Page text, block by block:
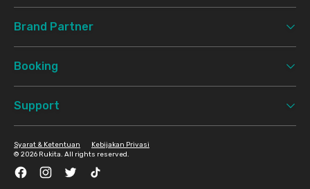
Brand Partner
Booking
Support
© 2026 Rukita. All rights reserved.
Syarat & Ketentuan Kebijakan Privasi
FacebookInstagramTwitter TikTok